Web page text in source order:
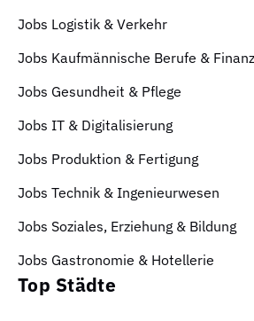
Jobs Logistik & Verkehr
Jobs Kaufmännische Berufe &
Jobs Gesundheit & Pflege
Jobs IT & Digitalisierung
Jobs Produktion & Fertigung
Jobs Technik & Ingenieurwesen
Jobs Soziales, Erziehung & Bildung
Jobs Gastronomie & Hotellerie
Top Städte